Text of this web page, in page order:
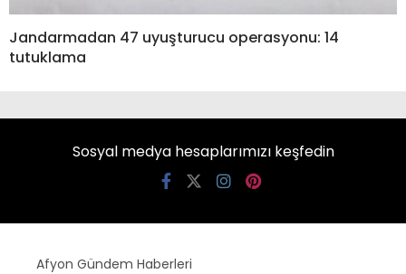
Jandarmadan 47 uyuşturucu operasyonu: 14
tutuklama
Sosyal medya hesaplarımızı keşfedin
Afyon Gündem Haberleri